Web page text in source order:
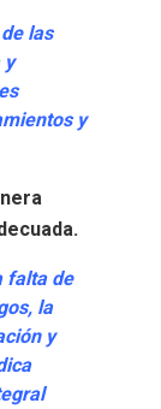
las
y
y
falta de
la
y